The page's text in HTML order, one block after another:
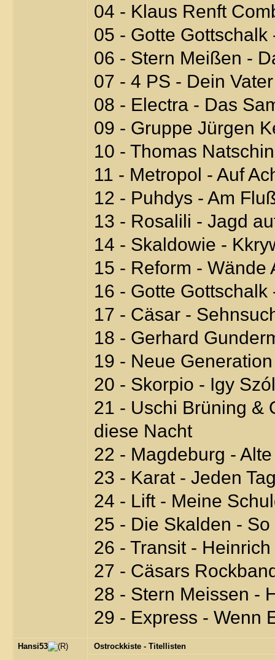
04 - Klaus Renft
05 - Gotte
06 - Stern Meißen -
07 - 4 PS - Dein
08 - Electra - Das
09 - Gruppe Jürgen
10 - Thomas
11 - Metropol - Auf
12 - Puhdys - Am
13 - Rosalili - Jagd
14 - Skaldowie -
15 - Reform - Wände
16 - Gotte Gottschalk
17 - Cäsar -
18 - Gerhard
19 - Neue
20 - Skorpio - Igy
21 - Uschi Brüning &
diese Nacht
22 - Magdeburg -
23 - Karat - Jeden
24 - Lift - Meine
25 - Die Skalden -
26 - Transit -
27 - Cäsars
28 - Stern Meissen -
29 - Express - Wenn
Hansi53 Ostrockkiste - Titellisten